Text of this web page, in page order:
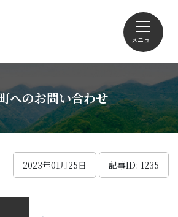
メニュー
language
へのお問い合わせ
2023年01月25日 記事ID: 1235